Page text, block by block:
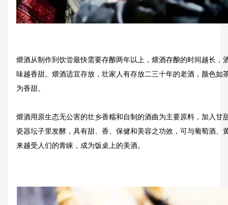
煨酒从制作到饮尝最快需要存酿两年以上，煨酒存酿的时间越长，
味越香甜。煨酒适宜存放，壮家人有存放二三十年的老酒，颜色如
为香甜。
煨酒用原生态无公害的壮乡香糯和自制的酒曲为主要原料，加入甘
瓷器坛子里发酵，具有甜、香、保健和美容之功效，可与葡萄酒、
来越受人们的青睐，成为饭桌上的美酒。